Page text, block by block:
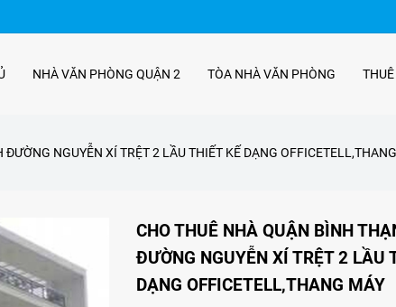
NHÀ VĂN PHÒNG QUẬN 2 TÒA NHÀ VĂN PHÒNG
NGUYỄN XÍ TRỆT 2 LẦU THIẾT KẾ DẠNG
CHO THUÊ NHÀ QUẬN BÌNH
ĐƯỜNG NGUYỄN XÍ TRỆT 2 LẦU
DẠNG OFFICETELL,THANG MÁY